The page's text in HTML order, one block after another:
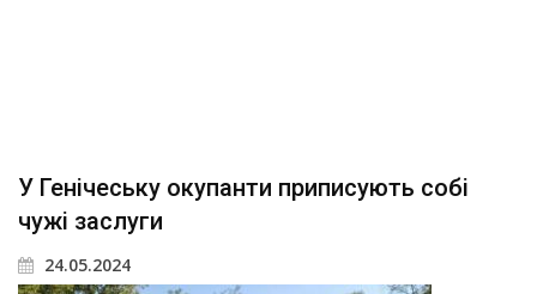
У Генічеську окупанти приписують собі
чужі заслуги
24.05.2024